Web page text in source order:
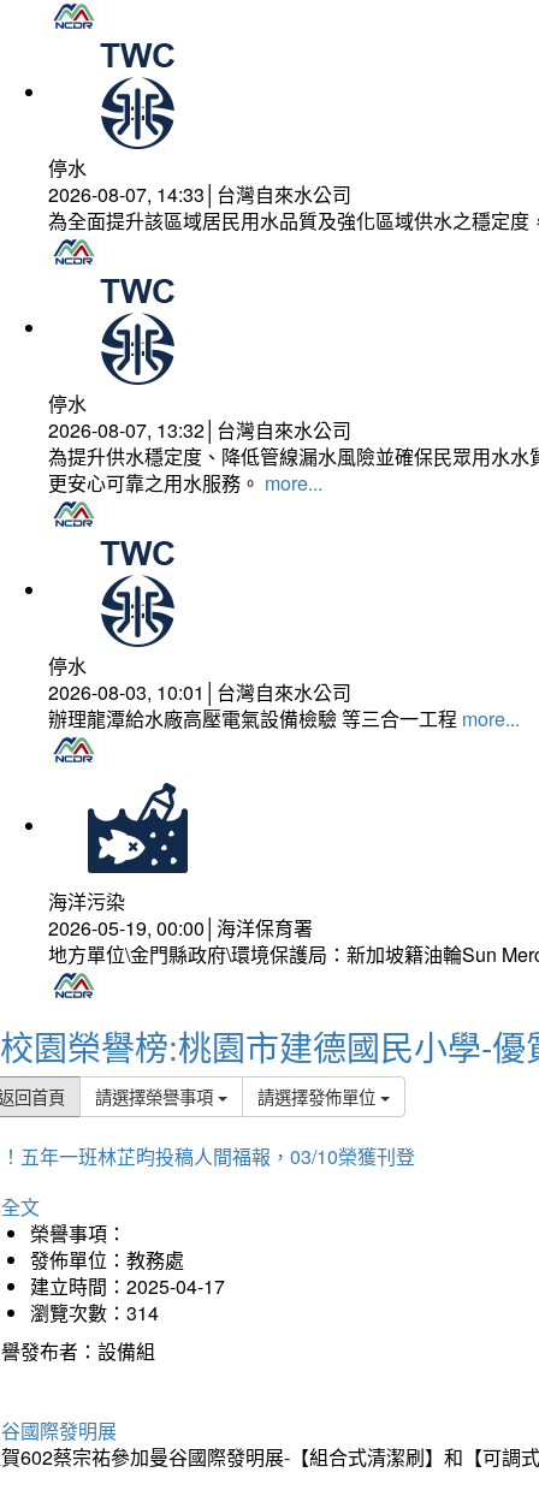
停水
2026-08-07, 14:33│台灣自來水公司
為全面提升該區域居民用水品質及強化區域供水之穩定
停水
2026-08-07, 13:32│台灣自來水公司
為提升供水穩定度、降低管線漏水風險並確保民眾用水
更安心可靠之用水服務。 more...
停水
2026-08-03, 10:01│台灣自來水公司
辦理龍潭給水廠高壓電氣設備檢驗 等三合一工程 more...
海洋污染
2026-05-19, 00:00│海洋保育署
地方單位\金門縣政府\環境保護局：新加坡籍油輪Sun
校園榮譽榜:桃園市建德國民小學-優
回首頁 請選擇榮譽事項 請選擇發佈單位
五年一班林芷昀投稿人間福報，03/10榮獲刊登
文
榮譽事項：
發佈單位：教務處
建立時間：2025-04-17
瀏覽次數：314
發布者：設備組
國際發明展
602蔡宗祐參加曼谷國際發明展-【組合式清潔刷】和【可調